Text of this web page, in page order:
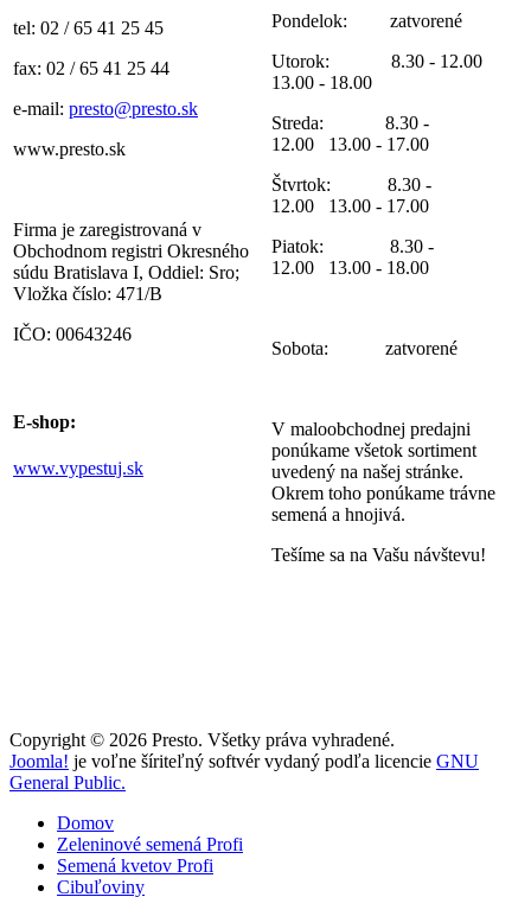
tel: 02 / 65 41 25 45
fax: 02 / 65 41 25 44
e-mail: presto@presto.sk
www.presto.sk
Firma je zaregistrovaná v
Obchodnom registri Okresného
súdu Bratislava I, Oddiel: Sro;
Vložka číslo: 471/B
IČO: 00643246
E-shop:
www.vypestuj.sk
Pondelok: zatvorené
Utorok: 8.30 - 12.00
13.00 - 18.00
Streda: 8.30 -
12.00 13.00 - 17.00
Štvrtok: 8.30 -
12.00 13.00 - 17.00
Piatok: 8.30 -
12.00 13.00 - 18.00
Sobota: zatvorené
V maloobchodnej predajni
ponúkame všetok sortiment
uvedený na našej stránke.
Okrem toho ponúkame trávne
semená a hnojivá.
Tešíme sa na Vašu návštevu!
Copyright © 2026 Presto. Všetky práva vyhradené.
Joomla! je voľne šíriteľný softvér vydaný podľa licencie GNU
General Public.
Domov
Zeleninové semená Profi
Semená kvetov Profi
Cibuľoviny